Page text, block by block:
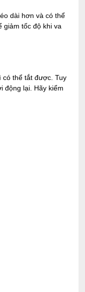
dài hơn và có thể
giảm tốc độ khi va
có thể tắt được. Tuy
động lại. Hãy kiểm